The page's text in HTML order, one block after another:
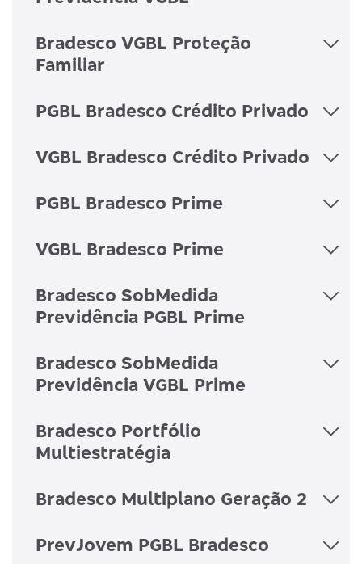
Bradesco VGBL Proteção
Familiar
PGBL Bradesco Crédito Privado
VGBL Bradesco Crédito Privado
PGBL Bradesco Prime
VGBL Bradesco Prime
Bradesco SobMedida
Previdência PGBL Prime
Bradesco SobMedida
Previdência VGBL Prime
Bradesco Portfólio
Multiestratégia
Bradesco Multiplano Geração 2
PrevJovem PGBL Bradesco